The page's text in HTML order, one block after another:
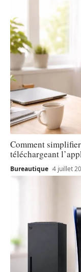
Comment
téléchargeant
Bureautique 4 juillet